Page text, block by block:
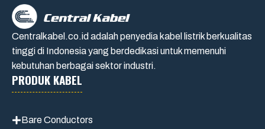
Centralkabel.co.id adalah penyedia kabel listrik berkualitas
tinggi di Indonesia yang berdedikasi untuk memenuhi
kebutuhan berbagai sektor industri.
PRODUK KABEL
Bare Conductors